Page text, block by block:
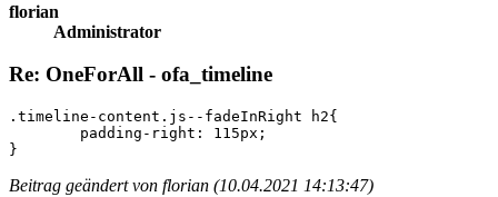
florian
Administrator
Re: OneForAll - ofa_timeline
.timeline-content.js--fadeInRight h2{
}
Beitrag geändert von florian (10.04.2021 14:13:47)